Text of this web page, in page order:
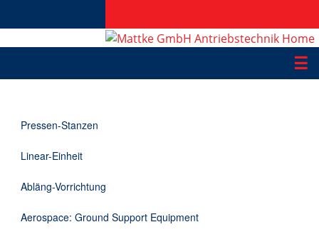
☰
Applikationen
Informationen
Downloads
Kontakt
Pressen-Stanzen
Linear-Einheit
Abläng-Vorrichtung
Aerospace: Ground Support Equipment